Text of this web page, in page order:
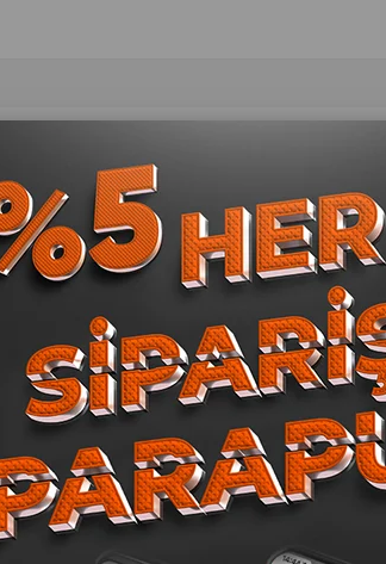
SetlerDental El AletleriSütürlerDental
Periodontoloji
El Aletleri
Mikro Cerrahi
Aletleri
Endodonti El
Aletleri
ve Pens Ağız Spatülü Amalgam Frezleri
Bıçağı/Kazıyıcı/Oyucu